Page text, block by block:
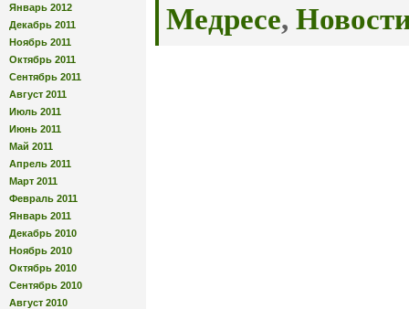
Январь 2012
Декабрь 2011
Ноябрь 2011
Октябрь 2011
Сентябрь 2011
Август 2011
Июль 2011
Июнь 2011
Май 2011
Апрель 2011
Март 2011
Февраль 2011
Январь 2011
Декабрь 2010
Ноябрь 2010
Октябрь 2010
Сентябрь 2010
Август 2010
Медресе,